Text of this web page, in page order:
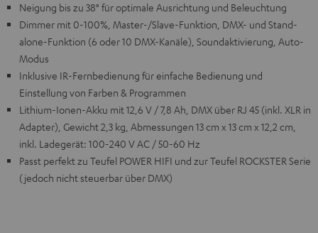
Neigung bis zu 38° für optimale Ausrichtung und Beleuchtung
Dimmer mit 0-100%, Master-/Slave-Funktion, DMX- und Stand-
alone-Funktion (6 oder 10 DMX-Kanäle), Soundaktivierung, Auto-
Modus
Inklusive IR-Fernbedienung für einfache Bedienung und
Einstellung von Farben & Programmen
Lithium-Ionen-Akku mit 12,6 V / 7,8 Ah, DMX über RJ 45 (inkl. XLR in
Adapter), Gewicht 2,3 kg, Abmessungen 13 cm x 13 cm x 12,2 cm,
inkl. Ladegerät: 100-240 V AC / 50-60 Hz
Passt perfekt zu Teufel POWER HIFI und zur Teufel ROCKSTER Serie
(jedoch nicht steuerbar über DMX)